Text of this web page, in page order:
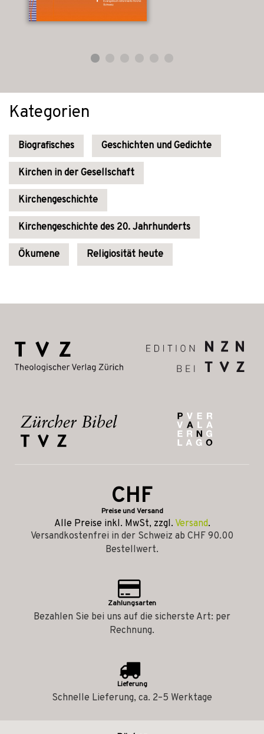
Kategorien
Biografisches Geschichten und Gedichte
Kirchen in der Gesellschaft
Kirchengeschichte
Kirchengeschichte des 20. Jahrhunderts
Ökumene Religiosität heute
CHF
Preise und Versand
Alle Preise inkl. MwSt, zzgl. Versand.
Versandkostenfrei in der Schweiz ab CHF 90.00
Bestellwert.
Zahlungsarten
Bezahlen Sie bei uns auf die sicherste Art: per
Rechnung.
Lieferung
Schnelle Lieferung, ca. 2–5 Werktage